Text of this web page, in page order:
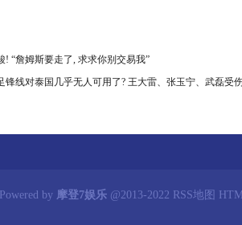
! “詹姆斯要走了, 求求你别交易我”
锋线对泰国几乎无人可用了? 王大雷、张玉宁、武磊受
Powered by 摩登7娱乐@2013-2022 RSS地图